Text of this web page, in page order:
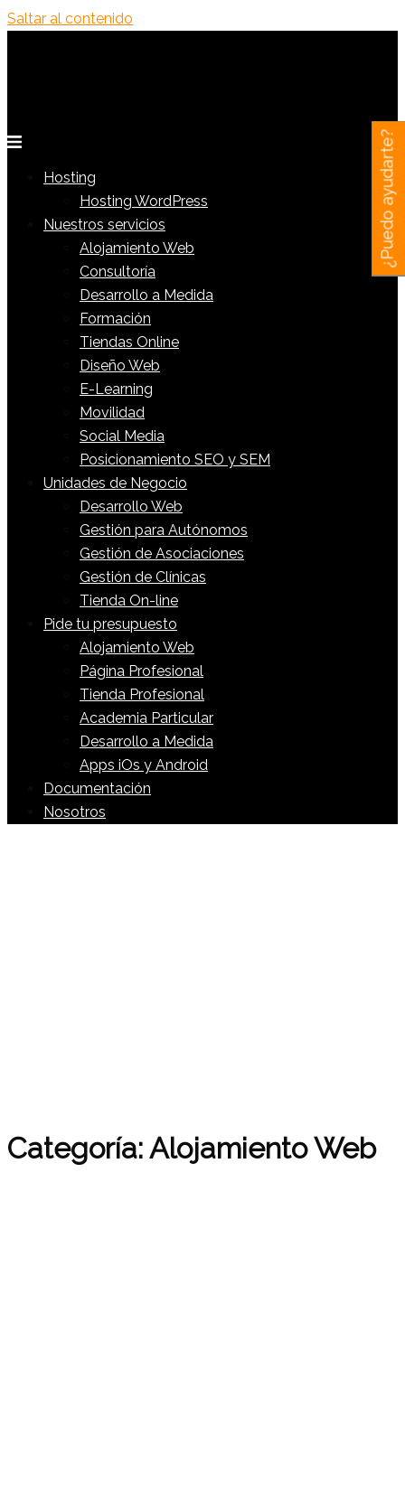
Saltar al contenido
Hosting
Hosting WordPress
Nuestros servicios
Alojamiento Web
Consultoría
Desarrollo a Medida
Formación
Tiendas Online
Diseño Web
E-Learning
Movilidad
Social Media
Posicionamiento SEO y SEM
Unidades de Negocio
Desarrollo Web
Gestión para Autónomos
Gestión de Asociaciones
Gestión de Clínicas
Tienda On-line
Pide tu presupuesto
Alojamiento Web
Página Profesional
Tienda Profesional
Academia Particular
Desarrollo a Medida
Apps iOs y Android
Documentación
Nosotros
Categoría:Alojamiento Web
¿Puedo ayudarte?